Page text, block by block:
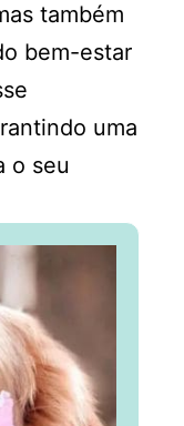
também
bem-estar
uma
o seu